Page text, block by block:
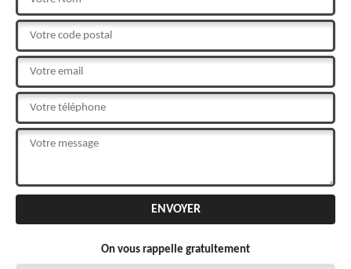
On vous rappelle gratuitement